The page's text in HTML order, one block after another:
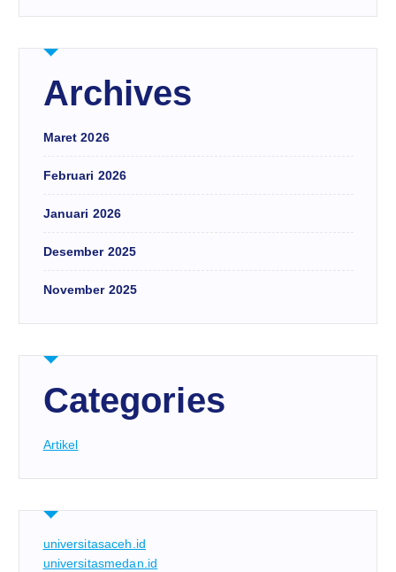
Archives
Maret 2026
Februari 2026
Januari 2026
Desember 2025
November 2025
Categories
Artikel
universitasaceh.id
universitasmedan.id